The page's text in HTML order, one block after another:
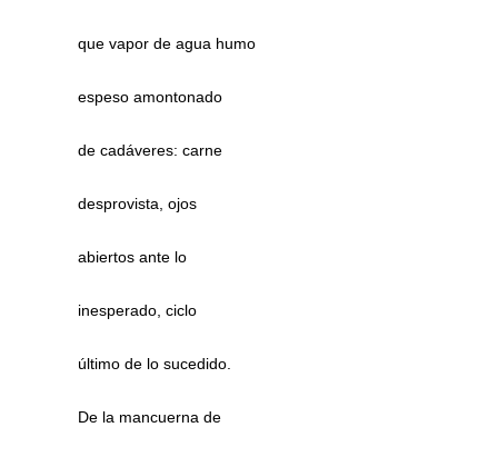
que vapor de agua humo
espeso amontonado
de cadáveres: carne
desprovista, ojos
abiertos ante lo
inesperado, ciclo
último de lo sucedido.
De la mancuerna de